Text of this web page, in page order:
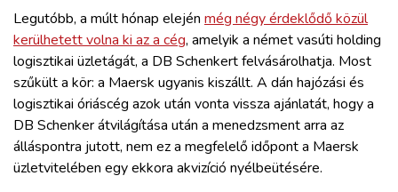
BELÉPÉS
REGISZTRÁCIÓ
Legutóbb, a múlt hónap elején még négy érdeklődő közül
kerülhetett volna ki az a cég, amelyik a német vasúti holding
logisztikai üzletágát, a DB Schenkert felvásárolhatja. Most
szűkült a kör: a Maersk ugyanis kiszállt. A dán hajózási és
logisztikai óriáscég azok után vonta vissza ajánlatát, hogy a
DB Schenker átvilágítása után a menedzsment arra az
álláspontra jutott, nem ez a megfelelő időpont a Maersk
üzletvitelében egy ekkora akvizíció nyélbeütésére.